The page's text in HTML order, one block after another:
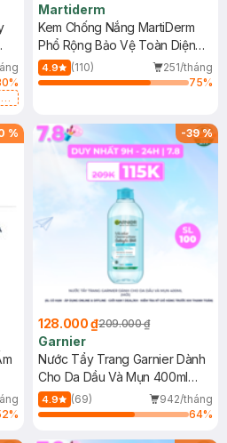
%
Martiderm
Kem Chống Nắng MartiDerm
Phổ Rộng Bảo Vệ Toàn Diện
40ml
4.9 (110)
251/tháng
75%
%
%
-39%
128.000 ₫209.000 ₫
Garnier
Nước Tẩy Trang Garnier Dành
Cho Da Dầu Và Mụn 400ml
(Mới)
4.9 (69)
942/tháng
64%